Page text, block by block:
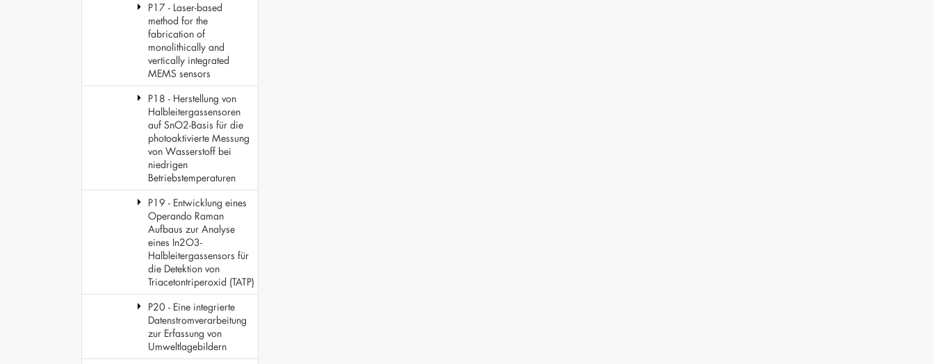
P17 - Laser-based
method for the
fabrication of
monolithically and
vertically integrated
MEMS sensors
P18 - Herstellung von
Halbleitergassensoren
auf SnO2-Basis für die
photoaktivierte Messung
von Wasserstoff bei
niedrigen
Betriebstemperaturen
P19 - Entwicklung eines
Operando Raman
Aufbaus zur Analyse
eines In2O3-
Halbleitergassensors für
die Detektion von
Triacetontriperoxid (TATP)
P20 - Eine integrierte
Datenstromverarbeitung
zur Erfassung von
Umweltlagebildern